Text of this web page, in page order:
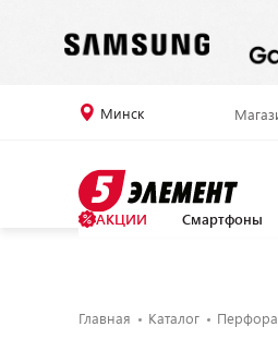
Минск
АКЦИИ Смартфоны
Главная Каталог